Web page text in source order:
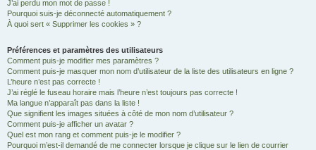
J’ai perdu mon mot de passe !
Pourquoi suis-je déconnecté automatiquement ?
À quoi sert « Supprimer les cookies » ?
Préférences et paramètres des utilisateurs
Comment puis-je modifier mes paramètres ?
Comment puis-je masquer mon nom d’utilisateur de la liste des utilisateurs en ligne ?
L’heure n’est pas correcte !
J’ai réglé le fuseau horaire mais l’heure n’est toujours pas correcte !
Ma langue n’apparaît pas dans la liste !
Que signifient les images situées à côté de mon nom d’utilisateur ?
Comment puis-je afficher un avatar ?
Quel est mon rang et comment puis-je le modifier ?
Pourquoi m’est-il demandé de me connecter lorsque je clique sur le lien de courrier